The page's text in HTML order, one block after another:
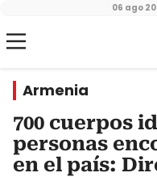
06 ago
Armenia
700 cuerpos
personas
en el país: